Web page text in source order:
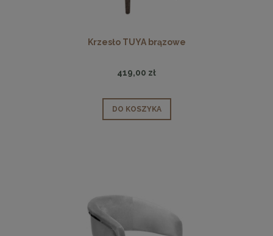
Krzesło TUYA brązowe
419,00 zł
DO KOSZYKA